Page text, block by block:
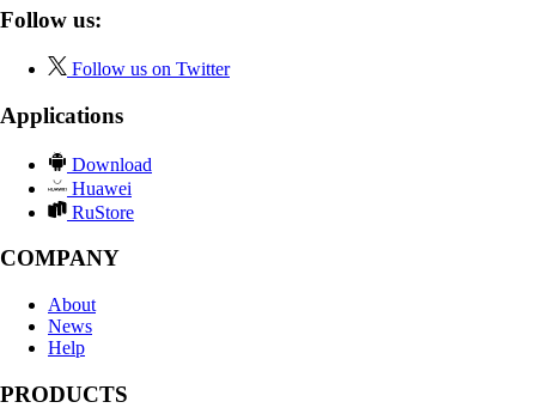
Follow us:
Follow us on Twitter
Applications
Download
Huawei
RuStore
COMPANY
About
News
Help
PRODUCTS